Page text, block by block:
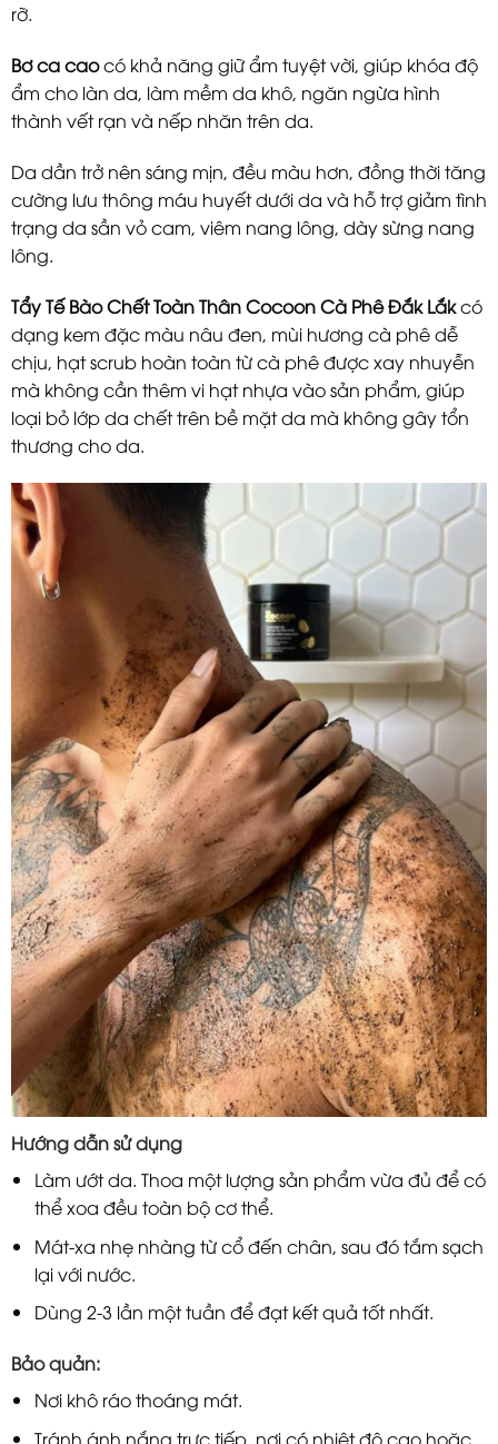
rỡ.
Bơ ca caocó khả năng giữ ẩm tuyệt vời, giúp khóa độ
ẩm cho làn da, làm mềm da khô, ngăn ngừa hình
thành vết rạn và nếp nhăn trên da.
Da dần trở nên sáng mịn, đều màu hơn, đồng thời tăng
cường lưu thông máu huyết dưới da và hỗ trợ giảm tình
trạng da sần vỏ cam, viêm nang lông, dày sừng nang
lông.
Tẩy Tế Bào Chết Toàn Thân Cocoon Cà Phê Đắk Lắkcó
dạng kem đặc màu nâu đen, mùi hương cà phê dễ
chịu, hạt scrub hoàn toàn từ cà phê được xay nhuyễn
mà không cần thêm vi hạt nhựa vào sản phẩm, giúp
loại bỏ lớp da chết trên bề mặt da mà không gây tổn
thương cho da.
Hướng dẫn sử dụng
Làm ướt da. Thoa một lượng sản phẩm vừa đủ để có
thể xoa đều toàn bộ cơ thể.
Mát-xa nhẹ nhàng từ cổ đến chân, sau đó tắm sạch
lại với nước.
Dùng 2-3 lần một tuần để đạt kết quả tốt nhất.
Bảo quản:
Nơi khô ráo thoáng mát.
Tránh ánh nắng trực tiếp, nơi có nhiệt độ cao hoặc